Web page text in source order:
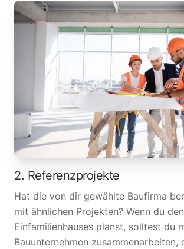
2. Referenzprojekte
Hat die von dir gewählte Baufirma
mit ähnlichen Projekten? Wenn du
Einfamilienhauses planst, solltest du
Bauunternehmen zusammenarbeiten,